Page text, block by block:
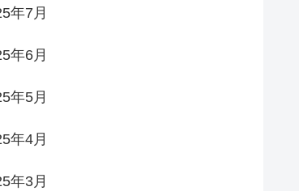
年7月
年6月
年5月
年4月
年3月